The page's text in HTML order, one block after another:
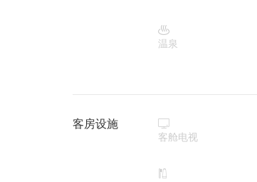

温泉
客房设施 
客舱电视
